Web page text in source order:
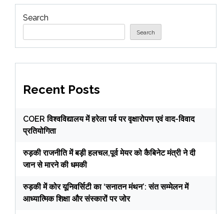
Search
Search
Recent Posts
COER विश्वविद्यालय में हरेला पर्व पर वृक्षारोपण एवं वाद-विवाद
प्रतियोगिता
रुड़की राजनीति में बड़ी हलचल,पूर्व मेयर को कैबिनेट मंत्री ने दी
जान से मारने की धमकी
रुड़की में कोर यूनिवर्सिटी का ‘सनातन मंथन’: संत सम्मेलन में
आध्यात्मिक शिक्षा और संस्कारों पर जोर